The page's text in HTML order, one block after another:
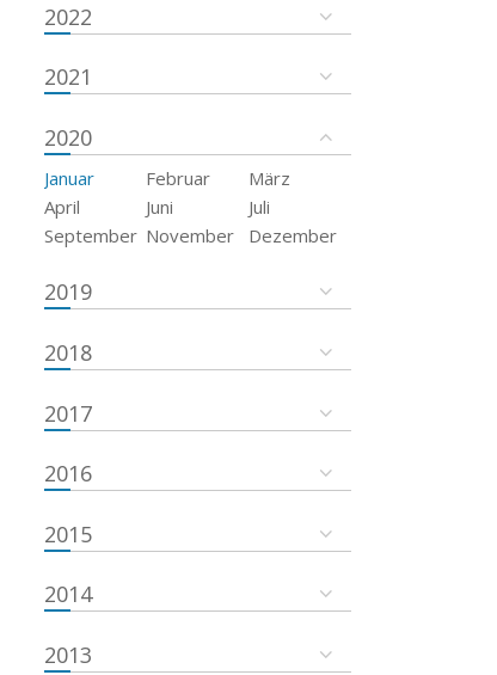
2022
2021
2020
Januar Februar
März
April
Juni
Juli
September November Dezember
2019
2018
2017
2016
2015
2014
2013